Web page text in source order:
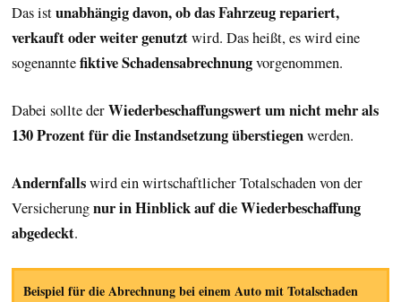
Das istunabhängig davon, ob das Fahrzeug repariert,
verkauft oder weiter genutztwird. Das heißt, es wird eine
sogenanntefiktive Schadensabrechnungvorgenommen.
Dabei sollte derWiederbeschaffungswert um nicht mehr als
130 Prozent für die Instandsetzung überstiegenwerden.
Andernfallswird ein wirtschaftlicher Totalschaden von der
Versicherungnur in Hinblick auf die Wiederbeschaffung
abgedeckt.
Beispiel für die Abrechnung bei einem Auto mit Totalschaden